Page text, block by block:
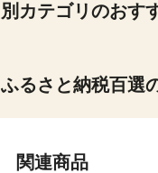
別カテゴリのおす
ふるさと納税百選
関連商品